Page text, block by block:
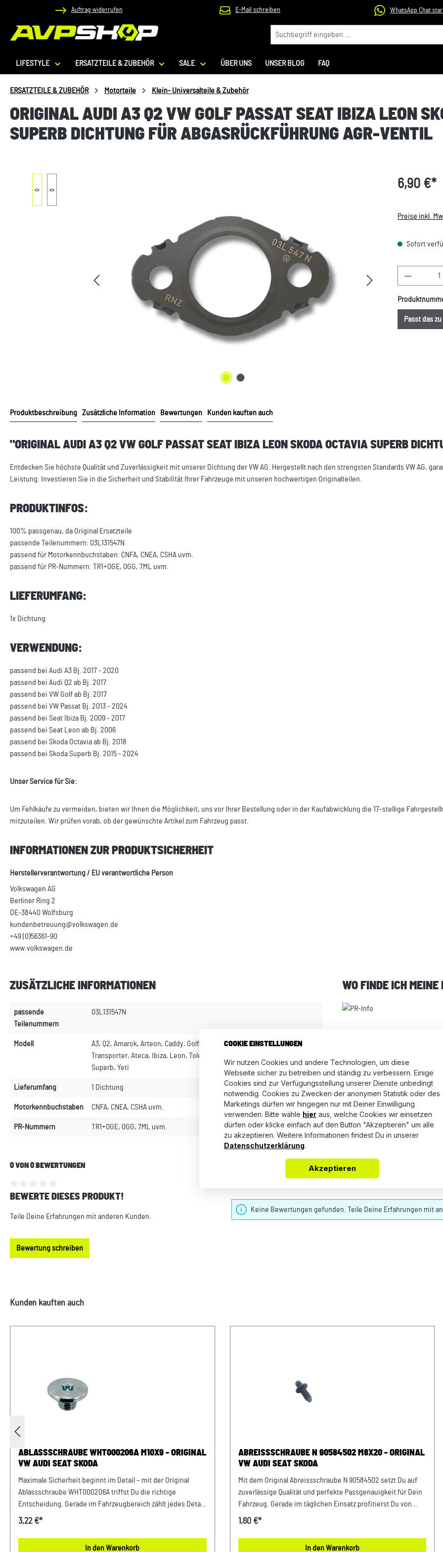
Hauptinhalt springen
Zur Suche springen
Zur Hauptnavigation springen
Auftrag widerrufen E-Mail schreiben WhatsApp Chat
LIFESTYLE ERSATZTEILE & ZUBEHÖR SALE ÜBER UNS UNSER BLOG FAQ
ERSATZTEILE & ZUBEHÖR Motorteile Klein- Universalteile & Zubehör
ORIGINAL AUDI A3 Q2 VW GOLF PASSAT SEAT IBIZA LEON
SUPERB DICHTUNG FÜR ABGASRÜCKFÜHRUNG AGR-VENTIL
6,90 €*
Preise inkl.
Sofort
Produkt
Passt das
Produktbeschreibung Zusätzliche Information Bewertungen Kunden kauften auch
"ORIGINAL AUDI A3 Q2 VW GOLF PASSAT SEAT IBIZA LEON SKODA OCTAVIA SUPERB
Entdecken Sie höchste Qualität und Zuverlässigkeit mit unserer Dichtung der VW AG. Hergestellt nach den strengsten Standards VW AG,
Leistung. Investieren Sie in die Sicherheit und Stabilität Ihrer Fahrzeuge mit unseren hochwertigen Originalteilen.
PRODUKTINFOS:
100% passgenau, da Original Ersatzteile
passende Teilenummern: 03L131547N
passend für Motorkennbuchstaben: CNFA, CNEA, CSHA uvm.
passend für PR-Nummern: TR1+0GE, 0GG, 7ML uvm.
LIEFERUMFANG:
1x Dichtung
VERWENDUNG:
passend bei Audi A3 Bj. 2017 - 2020
passend bei Audi Q2 ab Bj. 2017
passend bei VW Golf ab Bj. 2017
passend bei VW Passat Bj. 2013 - 2024
passend bei Seat Ibiza Bj. 2009 - 2017
passend bei Seat Leon ab Bj. 2006
passend bei Skoda Octavia ab Bj. 2018
passend bei Skoda Superb Bj. 2015 - 2024
Unser Service für Sie:
Um Fehlkäufe zu vermeiden, bieten wir Ihnen die Möglichkeit, uns vor Ihrer Bestellung oder in der Kaufabwicklung die 17-stellige
mitzuteilen. Wir prüfen vorab, ob der gewünschte Artikel zum Fahrzeug passt.
INFORMATIONEN ZUR PRODUKTSICHERHEIT
Herstellerverantwortung / EU verantwortliche Person
Volkswagen AG
Berliner Ring 2
DE-38440 Wolfsburg
kundenbetreuung@volkswagen.de
+49 (0)56361-90
www.volkswagen.de
ZUSÄTZLICHE INFORMATIONEN
passende
Teilenummern
03L131547N
Modell
A3, Q2, Amarok, Arteon, Caddy, Golf, Jetta, Passat, Polo, Tiguan, Touran,
Transporter, Ateca, Ibiza, Leon, Toledo, Fabia, Karoq, Kodiaq, Octavia,
Superb, Yeti
Lieferumfang 1 Dichtung
Motorkennbuchstaben CNFA, CNEA, CSHA uvm.
PR-Nummern TR1+0GE, 0GG, 7ML uvm.
WO FINDE ICH
0 VON 0 BEWERTUNGEN
Durchschnittliche Bewertung von 0 von 5 Sternen
BEWERTE DIESES PRODUKT!
Teile Deine Erfahrungen mit anderen Kunden.
Bewertung schreiben
Bewertungen nur in der aktuellen Sprache anzeigen.
Keine Bewertungen gefunden. Teile Deine Erfahrungen mit
Produktgalerie überspringen
Kunden kauften auch
ABLASSSCHRAUBE WHT000206A M10X9 - ORIGINAL
VW AUDI SEAT SKODA
Maximale Sicherheit beginnt im Detail – mit der Original
Ablassschraube WHT000206A triffst Du die richtige
Entscheidung. Gerade im Fahrzeugbereich zählt jedes Detail
– deshalb profitierst Du von einem sicheren Gefühl bei jeder
abgestimmt auf die Anforderungen moderner Fahrzeuge
3,22 €*
In den Warenkorb
ABREISSSCHRAUBE N 90584502 M8X20 - ORIGINAL
VW AUDI SEAT SKODA
Mit dem Original Abreissschraube N 90584502 setzt Du auf
zuverlässige Qualität und perfekte Passgenauigkeit für Dein
Fahrzeug. Gerade im täglichen Einsatz profitierst Du von
einer stabilen Funktion und einem sicheren Gefühl bei jeder
nahtlos in Dein Fahrzeug und sorgt für eine sichere
1,60 €*
In den Warenkorb
COOKIE EINSTELLUNGEN
Wir nutzen Cookies und andere Technologien, um diese
Webseite sicher zu betreiben und ständig zu verbessern. Einige
Cookies sind zur Verfügungsstellung unserer Dienste unbedingt
notwendig. Cookies zu Zwecken der anonymen Statistik oder des
Marketings dürfen wir hingegen nur mit Deiner Einwilligung
verwenden. Bitte wähle hier aus, welche Cookies wir einsetzen
dürfen oder klicke einfach auf den Button "Akzeptieren" um alle
zu akzeptieren. Weitere Informationen findest Du in unserer
Datenschutzerklärung.
Akzeptieren